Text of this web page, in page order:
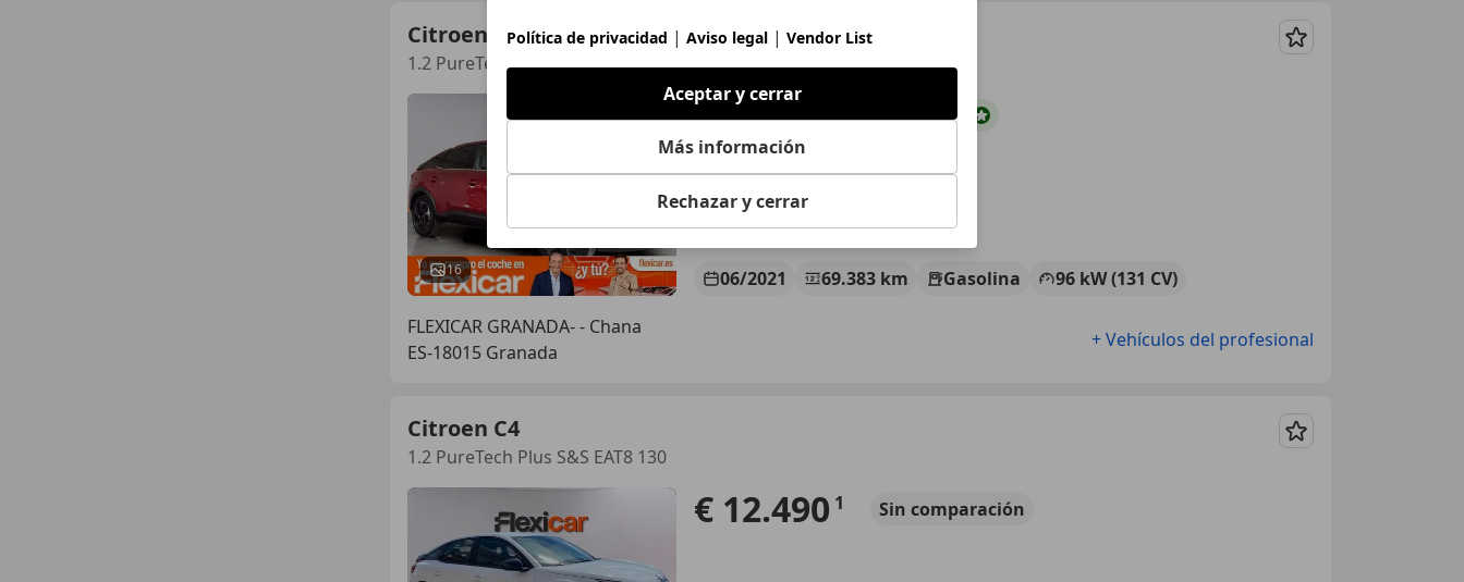
Citroen C4
1.2 PureTech Feel S&S 130
Guardar
16
€ 10.990 Súperoferta
06/2021 69.383 km Gasolina
96 kW (131 CV)
FLEXICAR GRANADA- - Chana
ES-18015 Granada
+ Vehículos del profesional
Citroen C4
1.2 PureTech Plus S&S EAT8 130
Guardar
€ 12.490 1 Sin comparación
Política de privacidad | Aviso legal | Vendor List
Aceptar y cerrar
Más información
Rechazar y cerrar